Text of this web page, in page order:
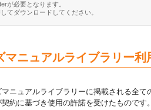
が必要となります。
てダウンロードしてください。
マニュアルライブラリー利
ニュアルライブラリーに掲載される全
約に基づき使用の許諾を受けたもので